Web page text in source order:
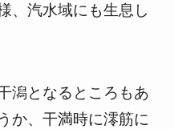
、汽水域にも生息し
潟となるところもあ
か、干満時に澪筋に